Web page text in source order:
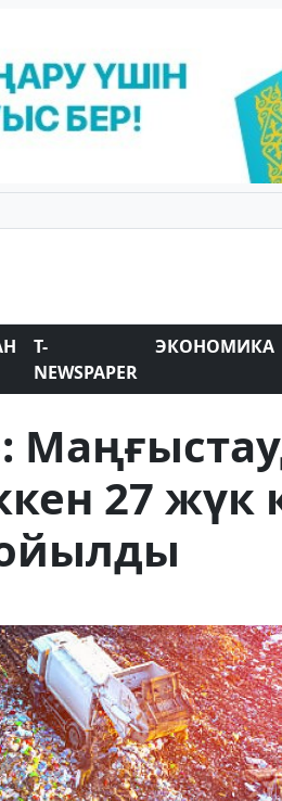
T-
NEWSPAPER
ЭКОНОМИКА
27 жүк